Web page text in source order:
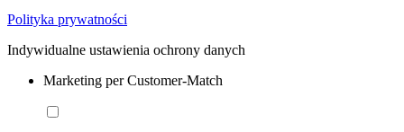
Polityka prywatności
Indywidualne ustawienia ochrony danych
Marketing per Customer-Match